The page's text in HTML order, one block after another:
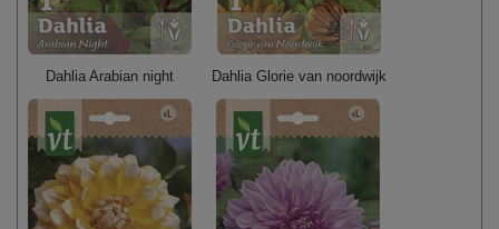
Dahlia Arabian night Dahlia Glorie van noordwijk